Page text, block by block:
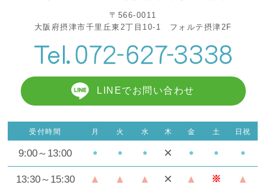
〒566-0011
大阪府摂津市千里丘東2丁目10-1 フォルテ摂津2F
LINEでお問い合わせ
受付時間 月 火 水 木 金 土 日祝
9:00～13:00 ● ● ● × ● ● ●
13:30～15:30 ▲ ▲ ▲ × ▲ ※ ▲